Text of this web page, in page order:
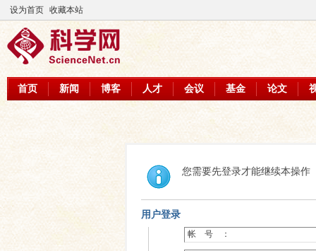
设为首页 收藏本站
首页 新闻 博客 人才 会议 基金 论文
您需要先登录才能继续本操作
用户登录
帐 号 ：